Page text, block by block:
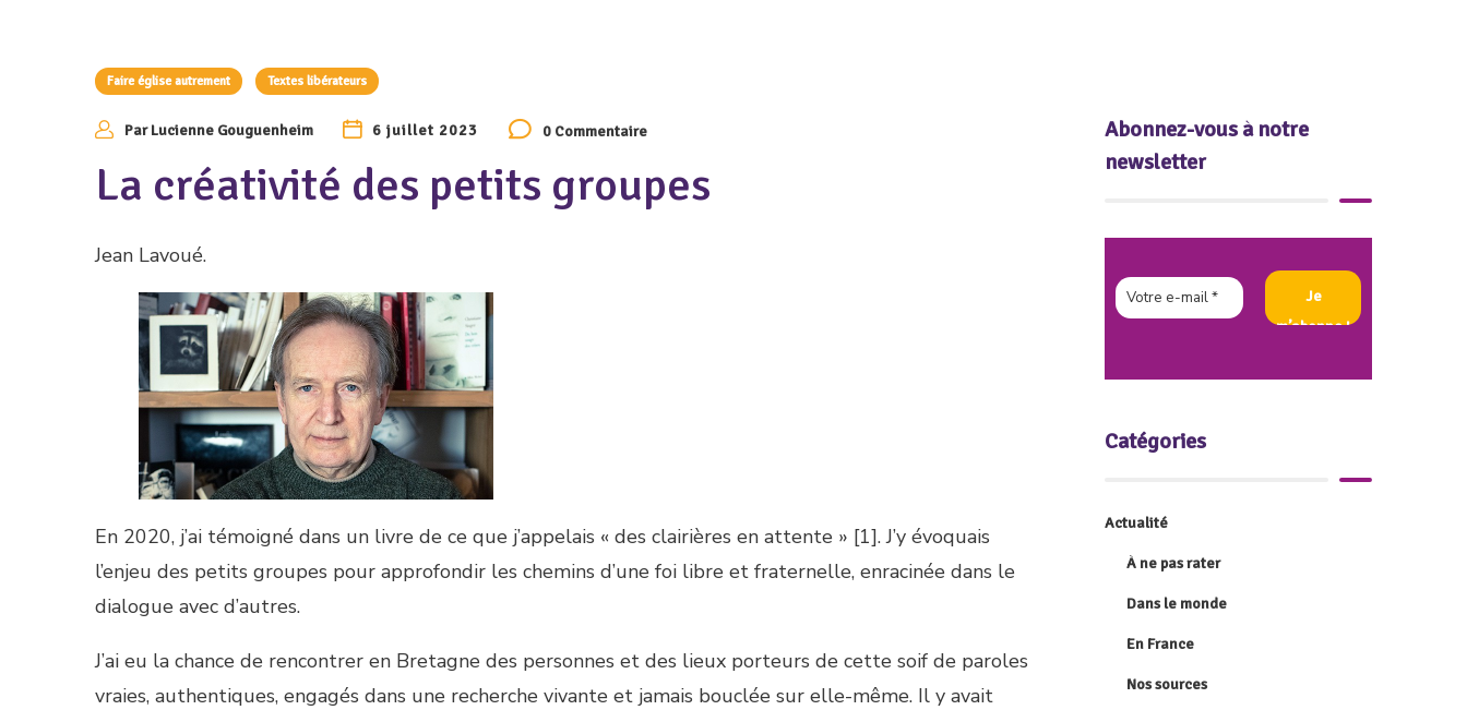
Faire église autrement Textes libérateurs
ParLucienne Gouguenheim 6 juillet 2023 0 Commentaire
La créativité des petits groupes
Jean Lavoué.
En 2020, j’ai témoigné dans un livre de ce que j’appelais « des clairières en attente » [1]. J’y évoquais
l’enjeu des petits groupes pour approfondir les chemins d’une foi libre et fraternelle, enracinée dans le
dialogue avec d’autres.
J’ai eu la chance de rencontrer en Bretagne des personnes et des lieux porteurs de cette soif de paroles
vraies, authentiques, engagés dans une recherche vivante et jamais bouclée sur elle-même. Il y avait
Abonnez-vous à notre
newsletter
Catégories
Actualité
À ne pas rater
Dans le monde
En France
Nos sources